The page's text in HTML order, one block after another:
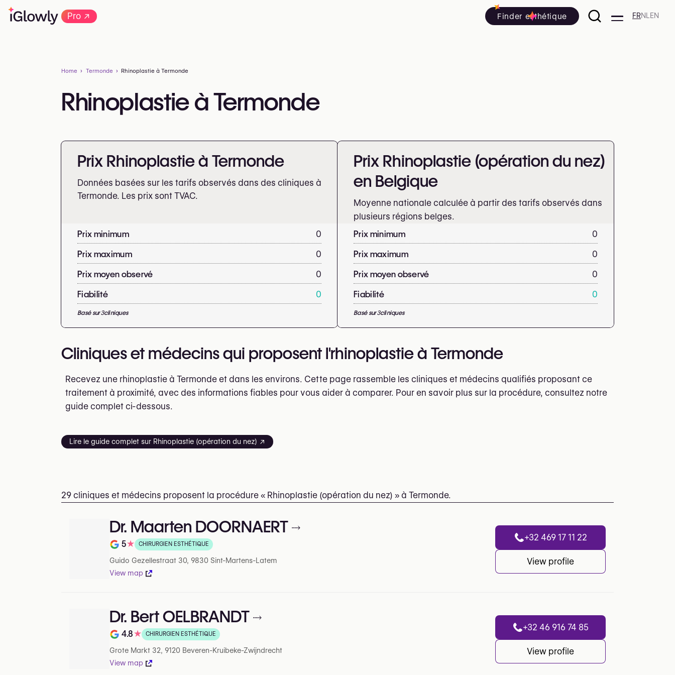
Pro→ Finder esthétique FRNL EN
Home Termonde Rhinoplastie à Termonde
Rhinoplastie à Termonde
Prix Rhinoplastie à Termonde
Données basées sur les tarifs observés dans des cliniques à
Termonde. Les prix sont TVAC.
Prix minimum
0
Prix maximum
0
Prix moyen observé
0
Fiabilité
0
Basé sur3cliniques
Prix Rhinoplastie (opération du nez)
en Belgique
Moyenne nationale calculée à partir des tarifs observés dans
plusieurs régions belges.
Prix minimum
0
Prix maximum
0
Prix moyen observé
0
Fiabilité
0
Basé sur3cliniques
Cliniques et médecins qui proposent l'rhinoplastie à Termonde
Recevez une rhinoplastie à Termonde et dans les environs. Cette page rassemble les cliniques et médecins qualifiés proposant ce
traitement à proximité, avec des informations fiables pour vous aider à comparer. Pour en savoir plus sur la procédure, consultez notre
guide complet ci-dessous.
Lire le guide complet sur Rhinoplastie (opération du nez) ↗
29 cliniques et médecins proposent la procédure « Rhinoplastie (opération du nez) » à Termonde.
Dr. Maarten DOORNAERT
Note de 5 sur 5 sur Google
5★ CHIRURGIEN ESTHÉTIQUE
Guido Gezellestraat 30, 9830 Sint-Martens-Latem
View map
+32 469 17 11 22
View profile
Dr. Bert OELBRANDT
Note de 4.8 sur 5 sur Google
4.8★ CHIRURGIEN ESTHÉTIQUE
Grote Markt 32, 9120 Beveren-Kruibeke-Zwijndrecht
View map
+32 46 916 74 85
View profile